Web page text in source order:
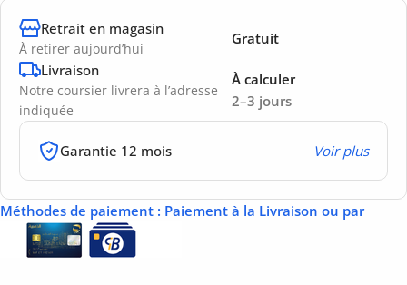
Retrait en magasin
À retirer aujourd’hui
Gratuit
Livraison
Notre coursier livrera à l’adresse
indiquée
2–3 jours
À calculer
Garantie 12 mois Voir plus
Méthodes de paiement : Paiement à la Livraison ou par